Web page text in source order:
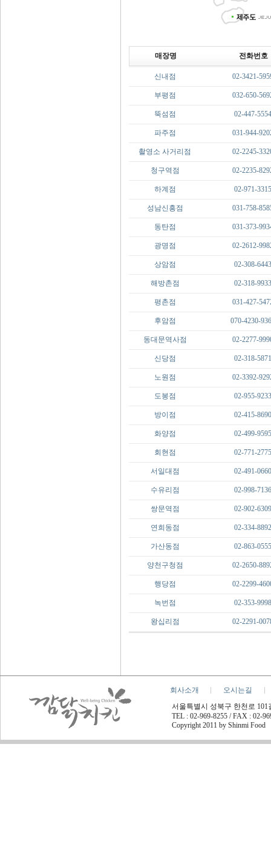
매장명 전화번호
신내점 02-3421-
부평점 032-650-
뚝섬점 02-447-5554
파주점 031-944-
촬영소 사거리점 02-2245-
청구역점 02-2235-
하계점 02-971-3315
성남신흥점 031-758-
동탄점 031-373-
광명점 02-2612-
상암점 02-308-6443
해방촌점 02-318-9933
평촌점 031-427-
후암점 070-4230-
동대문역사점 02-2277-
신당점 02-318-5871
노원점 02-3392-
도봉점 02-955-9233
방이점 02-415-8690
화양점 02-499-9595
회현점 02-771-2775
서일대점 02-491-0660
수유리점 02-998-7136
쌍문역점 02-902-6309
연희동점 02-334-8892
가산동점 02-863-0555
양천구청점 02-2650-
행당점 02-2299-
녹번점 02-353-9998
왕십리점 02-2291-
회사소개
오시는길
서울특별시 성북구 한천로 101
TEL : 02-969-8255 / FAX : 02-
Copyright 2011 by Shinmi Food